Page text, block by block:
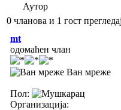
Аутор
0 чланова и 1 гост
mt
одомаћен члан
Ван мреже
Пол:
Организација: